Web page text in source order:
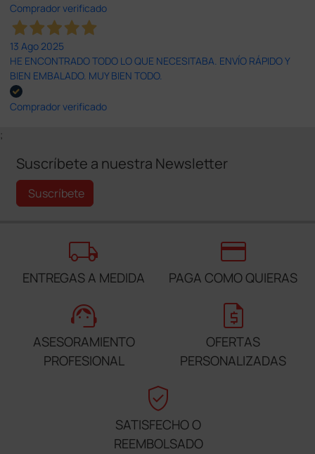
Comprador verificado
13 Ago 2025
HE ENCONTRADO TODO LO QUE NECESITABA. ENVÍO RÁPIDO Y
BIEN EMBALADO. MUY BIEN TODO.
Comprador verificado
;
Suscríbete a nuestra Newsletter
Suscríbete
local_shipping
ENTREGAS A MEDIDA
credit_card
PAGA COMO QUIERAS
support_agent
ASESORAMIENTO
PROFESIONAL
request_quote
OFERTAS
PERSONALIZADAS
verified_user
SATISFECHO O
REEMBOLSADO